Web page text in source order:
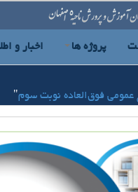
پروژه ها اخبار و
فوق‌العاده نوبت سوم"